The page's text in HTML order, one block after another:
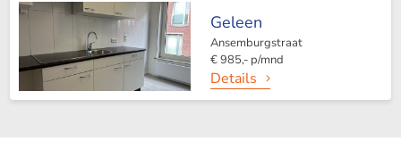
Geleen
Ansemburgstraat
€ 985,- p/mnd
Details